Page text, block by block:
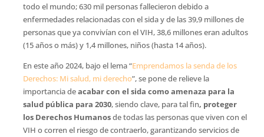
todo el mundo; 630 mil personas fallecieron debido a
enfermedades relacionadas con el sida y de las 39,9 millones de
personas que ya convivían con el VIH, 38,6 millones eran adultos
(15 años o más) y 1,4 millones, niños (hasta 14 años).
En este año 2024, bajo el lema “Emprendamos la senda de los
Derechos: Mi salud, mi derecho”, se pone de relieve la
importancia deacabar con el sida como amenaza para la
salud pública para 2030, siendo clave, para tal fin, proteger
los Derechos Humanosde todas las personas que viven con el
VIH o corren el riesgo de contraerlo, garantizando servicios de